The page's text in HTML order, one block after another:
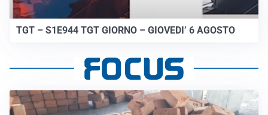
TGT – S1E944 TGT GIORNO – GIOVEDI’ 6 AGOSTO